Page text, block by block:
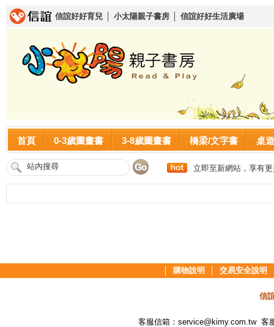
信誼好好育兒 小太陽親子書房 信誼好好生活廣場
首頁 0-3歲圖畫書 3-8歲圖畫書 橋梁/文字書 桌
立即至新網站，享有
購物說明 交易安全說明
信
客服信箱：service@kimy.com.tw 客